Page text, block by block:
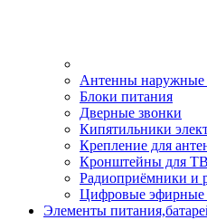
Антенны наружные
Блоки питания
Дверные звонки
Кипятильники
Крепление для
Кронштейны для ТВ
Радиоприёмники и
Цифровые эфирные
Элементы